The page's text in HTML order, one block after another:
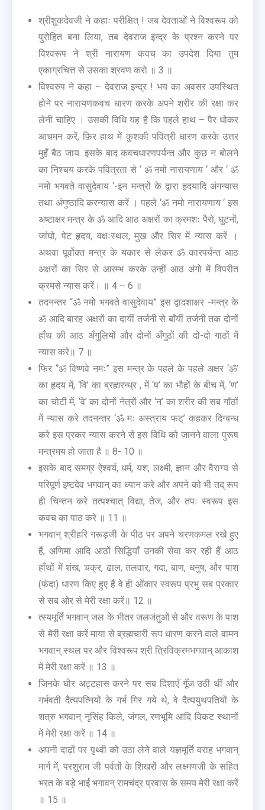
श्रीशुकदेवजी ने कहाः परीक्षित् ! जब देवताओं ने विश्वरूप को
पुरोहित बना लिया, तब देवराज इन्द्र के प्रश्न करने पर
विश्वरूप ने श्री नारायण कवच का उपदेश दिया तुम
एकाग्रचित्त से उसका श्रवण करो ॥ 3 ॥
विश्वरुप ने कहा – देवराज इन्द्र ! भय का अवसर उपस्थित
होने पर नारायणकवच धारण करके अपने शरीर की रक्षा कर
लेनी चाहिए । उसकी विधि यह है कि पहले हाथ – पैर धोकर
आचमन करें, फ़िर हाथ में कुशकी पवित्री धारण करके उत्तर
मुहँ बैठ जाय. इसके बाद कवचधारणपर्यन्त और कुछ न बोलने
का निश्चय करके पवित्रता से ‘ ॐ नमो नारायणाय ‘ और ‘ ॐ
नमो भगवते वासुदेवाय ‘-इन मन्त्रों के द्वारा हृदयादि अंगन्यास
तथा अंगुष्ठादि करन्यास करें । पहले ‘ॐ नमो नारायणाय ‘ इस
अष्टाक्षर मन्त्र के ॐ आदि आठ अक्षरों का क्रमशः पैरो, घुटनों,
जांघो, पेट हृदय, वक्षःस्थल, मुख और सिर में न्यास करें ।
अथवा पूर्वोक्त मन्त्र के यकार से लेकर ॐ कारपर्यन्त आठ
अक्षरों का सिर से आरम्भ करके उन्हीं आठ अंगो में विपरीत
क्रमसे न्यास करें। ॥ 4 – 6 ॥
तदनन्तर “ॐ नमो भगवते वासुदेवाय” इस द्वादशाक्षर -मन्त्र के
ॐ आदि बारह अक्षरों का दायीं तर्जनी से बाँयीं तर्जनी तक दोनों
हाँथ की आठ अँगुलियों और दोनों अँगुठों की दो-दो गाठों में
न्यास करे॥ 7 ॥
फिर “ॐ विष्णवे नमः” इस मन्त्र के पहले के पहले अक्षर ‘ॐ’
का हृदय में, ‘वि’ का ब्रह्मरन्ध्र , में ‘ष’ का भौहों के बीच में, ‘ण’
का चोटी में, ‘वे’ का दोनों नेत्रों और ‘न’ का शरीर की सब गाँठों
में न्यास करे तदनन्तर ‘ॐ मः अस्त्राय फट्’ कहकर दिग्बन्ध
करे इस प्रकर न्यास करने से इस विधि को जानने वाला पुरूष
मन्त्रमय हो जाता है ॥ 8- 10 ॥
इसके बाद समग्र ऐश्वर्य, धर्म, यश, लक्ष्मी, ज्ञान और वैराग्य से
परिपूर्ण इष्टदेव भगवान् का ध्यान करे और अपने को भी तद् रूप
ही चिन्तन करे तत्पश्चात् विद्या, तेज, और तपः स्वरूप इस
कवच का पाठ करे ॥ 11 ॥
भगवान् श्रीहरि गरूड़जी के पीठ पर अपने चरणकमल रखे हुए
हैं, अणिमा आदि आठों सिद्धियाँ उनकी सेवा कर रही हैं आठ
हाँथों में शंख, चक्र, ढाल, तलवार, गदा, बाण, धनुष, और पाश
(फंदा) धारण किए हुए हैं वे ही ओंकार स्वरूप प्रभु सब प्रकार
से सब ओर से मेरी रक्षा करें॥ 12 ॥
त्स्यमूर्ति भगवान् जल के भीतर जलजंतुओं से और वरूण के पाश
से मेरी रक्षा करें माया से ब्रह्मचारी रूप धारण करने वाले वामन
भगवान् स्थल पर और विश्वरूप श्री त्रिविक्रमभगवान् आकाश
में मेरी रक्षा करें ॥ 13 ॥
जिनके घोर अट्टहास करने पर सब दिशाएँ गूँज उठी थीं और
गर्भवती दैत्यपत्नियों के गर्भ गिर गये थे, वे दैत्ययुथपतियों के
शत्रु भगवान् नृसिंह किले, जंगल, रणभूमि आदि विकट स्थानों
में मेरी रक्षा करें ॥ 14 ॥
अपनी दाढ़ों पर पृथ्वी को उठा लेने वाले यज्ञमूर्ति वराह भगवान्
मार्ग में, परशुराम जी पर्वतों के शिखरों और लक्ष्मणजी के सहित
भरत के बड़े भाई भगावन् रामचंद्र प्रवास के समय मेरी रक्षा करें
॥ 15 ॥